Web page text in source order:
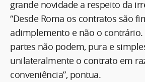
grande novidade a respeito da
“Desde Roma os contratos são
adimplemento e não o contrário.
partes não podem, pura e
unilateralmente o contrato em
conveniência”, pontua.